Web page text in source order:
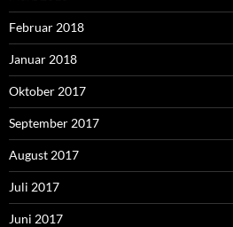
Februar 2018
Januar 2018
Oktober 2017
September 2017
August 2017
Juli 2017
Juni 2017